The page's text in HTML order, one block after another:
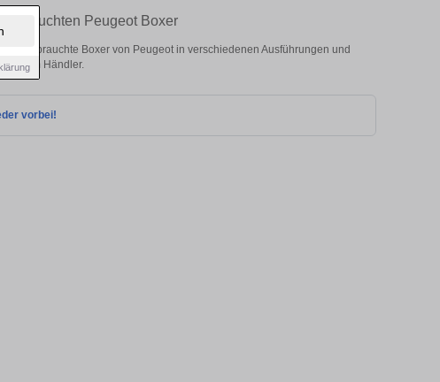
Peugeot Boxer
gebrauchte Boxer von Peugeot in verschiedenen Ausführungen und
vom Händler.
vorbei!